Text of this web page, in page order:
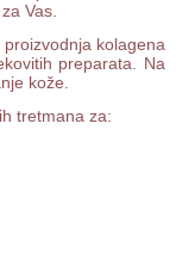
Vas.
kolagena
preparata. Na
kože.
tretmana za: